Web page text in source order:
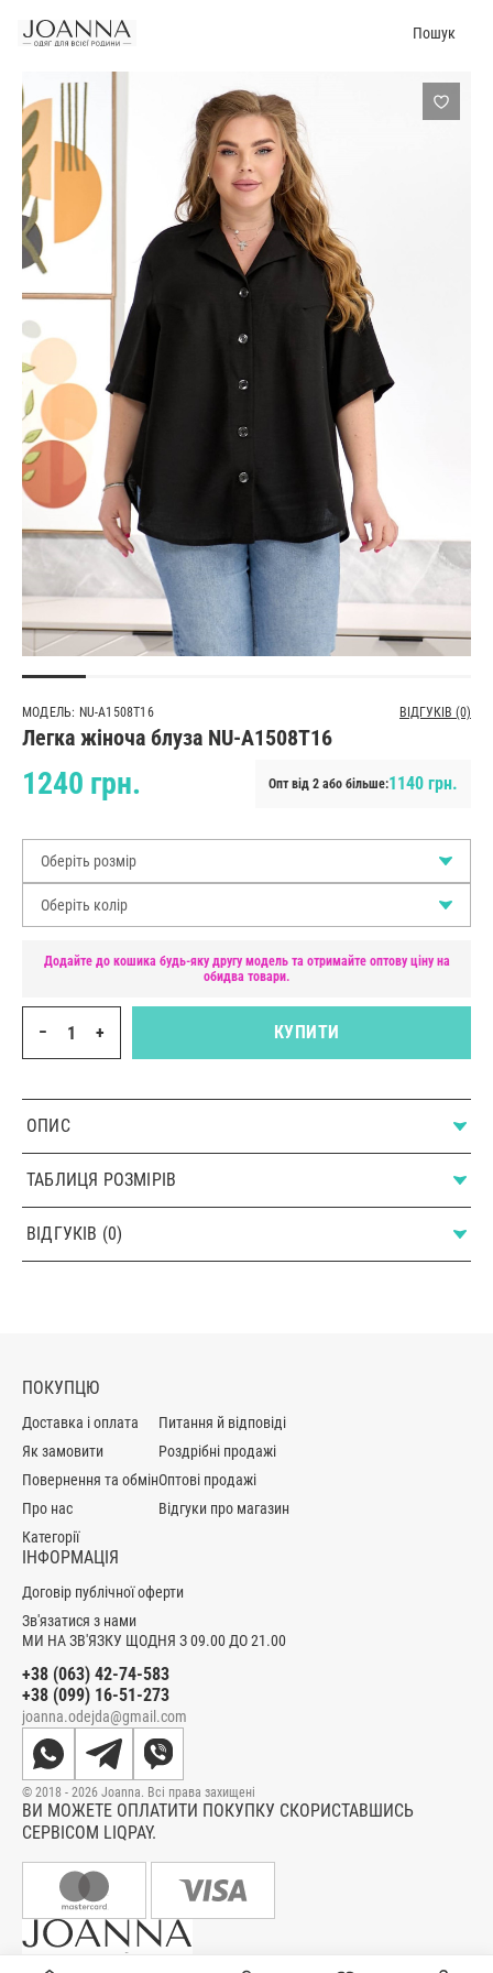
Пошук
МОДЕЛЬ: NU-A1508T16 ВІДГУКІВ (0)
Легка жіноча блуза NU-A1508T16
1240 грн. Опт від 2 або більше:1140 грн.
Оберіть розмір
Оберіть колір
Додайте до кошика будь-яку другу модель та отримайте оптову ціну на
обидва товари.
− + КУПИТИ
ОПИС
ТАБЛИЦЯ РОЗМІРІВ
ВІДГУКІВ (0)
МИ НА ЗВ'ЯЗКУ ЩОДНЯ З 09.00 ДО 21.00
+38 (063) 42-74-583
+38 (099) 16-51-273
joanna.odejda@gmail.com
ПОКУПЦЮ
Доставка і оплата
Як замовити
Повернення та обмін
Про нас
Категорії
Питання й відповіді
Роздрібні продажі
Оптові продажі
Відгуки про магазин
ІНФОРМАЦІЯ
Договір публічної оферти
Зв'язатися з нами
ВИ МОЖЕТЕ ОПЛАТИТИ ПОКУПКУ СКОРИСТАВШИСЬ
СЕРВІСОМ LIQPAY.
© 2018 - 2026 Joanna. Всі права захищені